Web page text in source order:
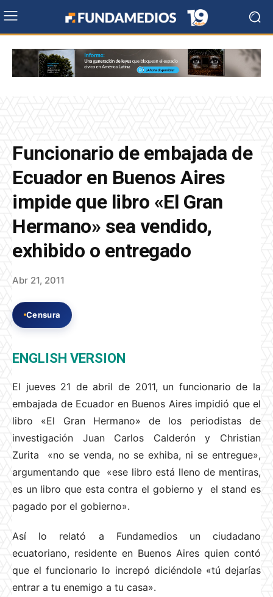
Funcionario de embajada de
Ecuador en Buenos Aires
impide que libro «El Gran
Hermano» sea vendido,
exhibido o entregado
Abr 21, 2011
Censura
ENGLISH VERSION
El jueves 21 de abril de 2011, un funcionario de la
embajada de Ecuador en Buenos Aires impidió que el
libro «El Gran Hermano» de los periodistas de
investigación Juan Carlos Calderón y Christian
Zurita «no se venda, no se exhiba, ni se entregue»,
argumentando que «ese libro está lleno de mentiras,
es un libro que esta contra el gobierno y el stand es
pagado por el gobierno».
Así lo relató a Fundamedios un ciudadano
ecuatoriano, residente en Buenos Aires quien contó
que el funcionario lo increpó diciéndole «tú dejarías
entrar a tu enemigo a tu casa».